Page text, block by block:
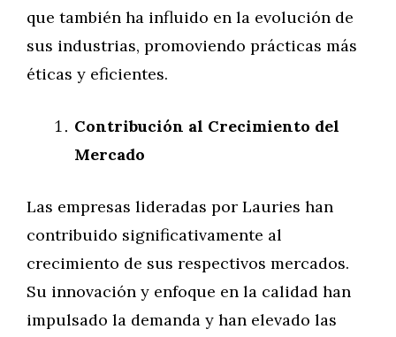
que también ha influido en la evolución de
sus industrias, promoviendo prácticas más
éticas y eficientes.
Contribución al Crecimiento del
Mercado
Las empresas lideradas por Lauries han
contribuido significativamente al
crecimiento de sus respectivos mercados.
Su innovación y enfoque en la calidad han
impulsado la demanda y han elevado las